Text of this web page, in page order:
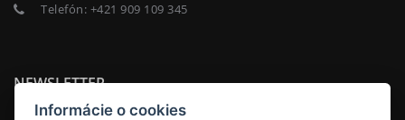
Telefón: +421 909 109 345
NEWSLETTER
Informácie o cookies